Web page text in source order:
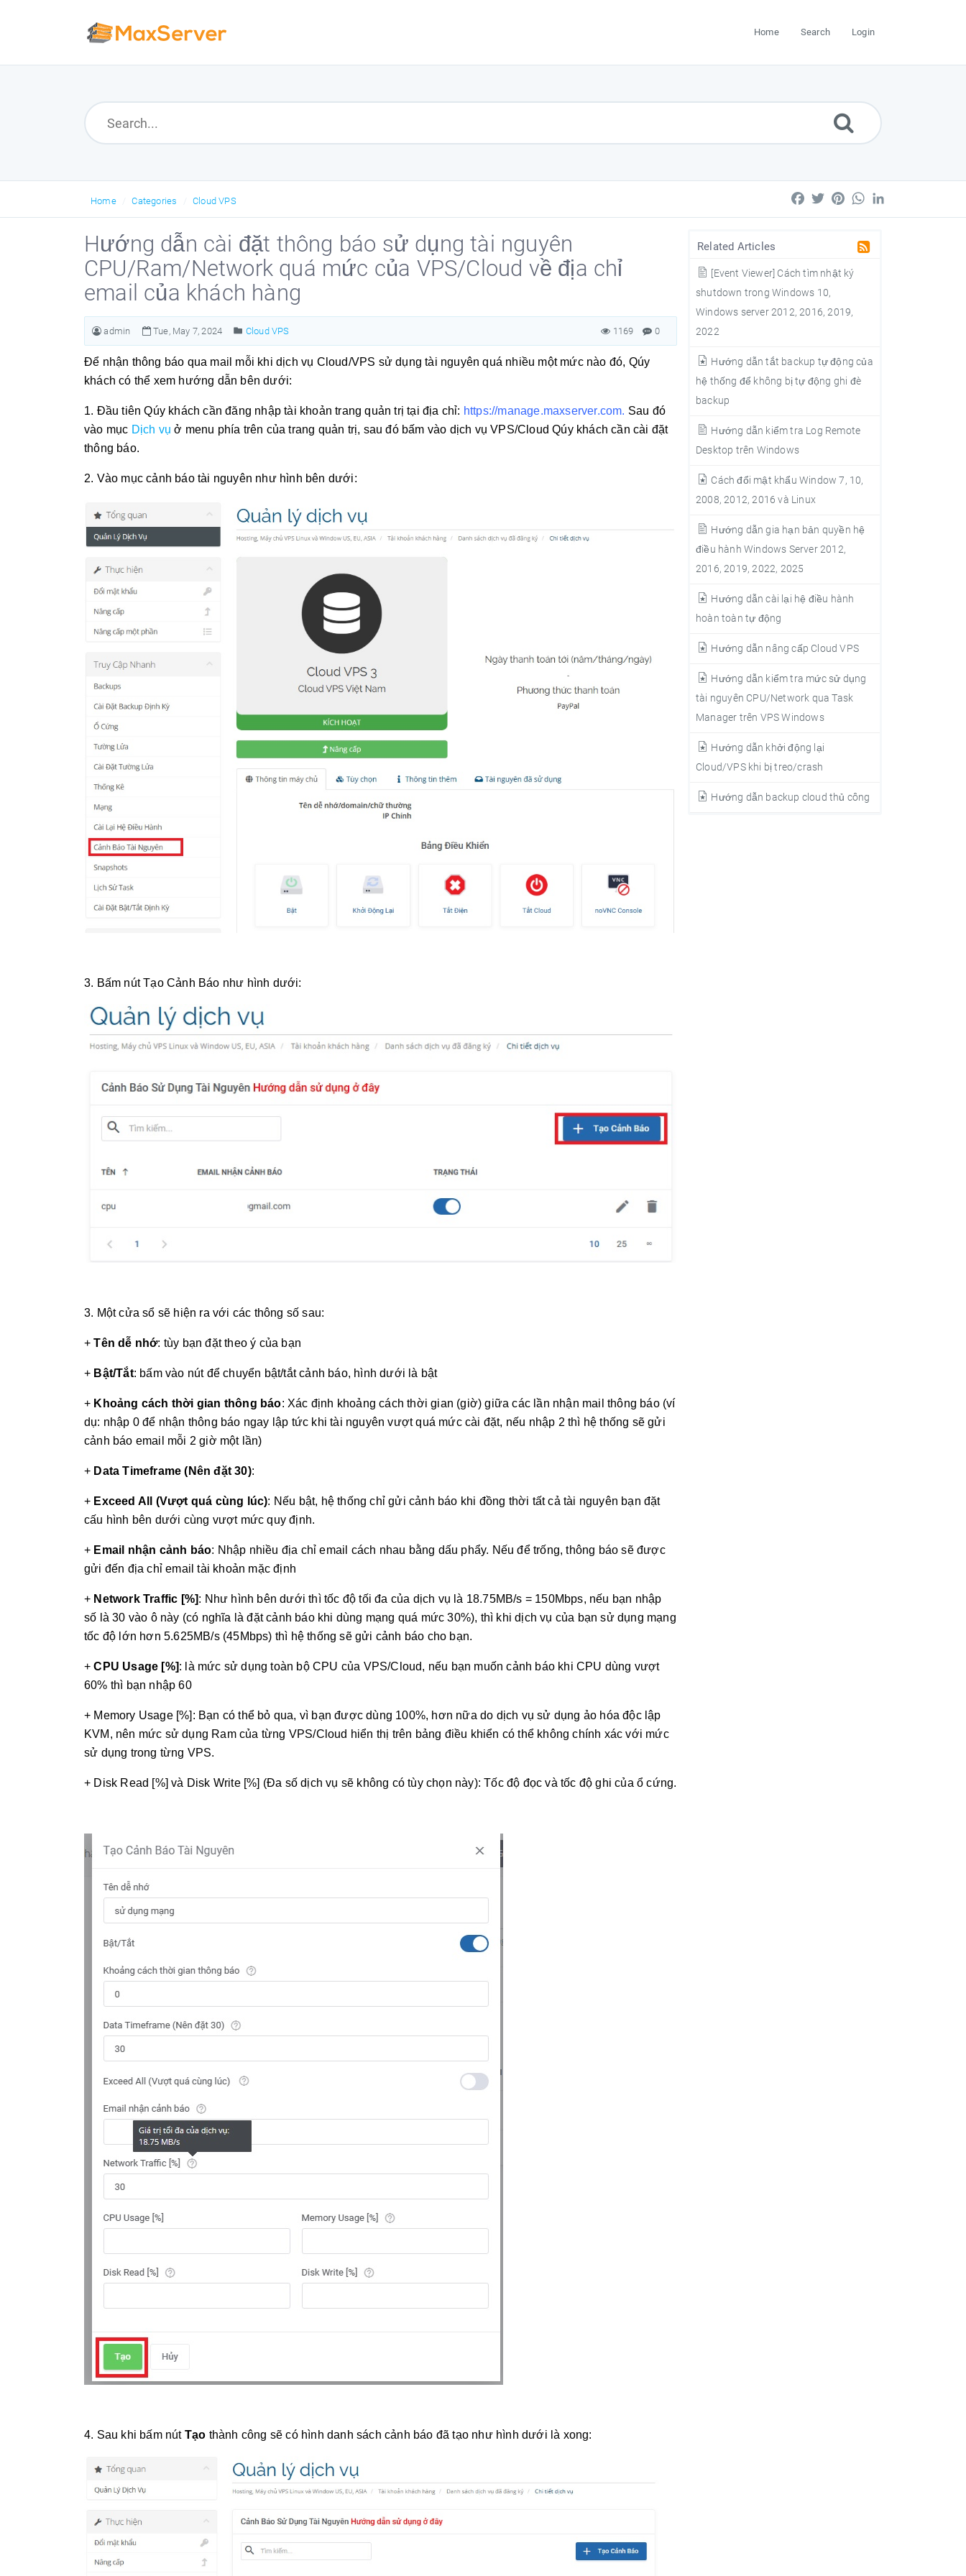
Home Search Login
Home Categories Cloud VPS FacebookTwitterPinterestWhatsApp
Related Articles
[Event Viewer] Cách tìm nhật ký
shutdown trong Windows 10,
Windows server 2012, 2016, 2019,
2022
Hướng dẫn tắt backup tự động của
hệ thống để không bị tự động ghi đè
backup
Hướng dẫn kiểm tra Log Remote
Desktop trên Windows
Cách đổi mật khẩu Window 7, 10,
2008, 2012, 2016 và Linux
Hướng dẫn gia hạn bản quyền hệ
điều hành Windows Server 2012,
2016, 2019, 2022, 2025
Hướng dẫn cài lại hệ điều hành
hoàn toàn tự động
Hướng dẫn nâng cấp Cloud VPS
Hướng dẫn kiểm tra mức sử dụng
tài nguyên CPU/Network qua Task
Manager trên VPS Windows
Hướng dẫn khởi động lại
Cloud/VPS khi bị treo/crash
Hướng dẫn backup cloud thủ công
Hướng dẫn cài đặt thông báo sử dụng tài nguyên
CPU/Ram/Network quá mức của VPS/Cloud về địa chỉ
email của khách hàng
admin Tue, May 7, 2024 Cloud VPS 0
1169
Để nhận thông báo qua mail mỗi khi dịch vụ Cloud/VPS sử dụng tài nguyên quá nhiều một mức nào đó, Qúy
khách có thể xem hướng dẫn bên dưới:
1. Đầu tiên Qúy khách cần đăng nhập tài khoản trang quản trị tại địa chỉ: https://manage.maxserver.com. Sau đó
vào mục Dịch vụ ở menu phía trên của trang quản trị, sau đó bấm vào dịch vụ VPS/Cloud Qúy khách cần cài đặt
thông báo.
2. Vào mục cảnh báo tài nguyên như hình bên dưới:
3. Bấm nút Tạo Cảnh Báo như hình dưới:
3. Một cửa sổ sẽ hiện ra với các thông số sau:
+Tên dễ nhớ: tùy bạn đặt theo ý của bạn
+ Bật/Tắt: bấm vào nút để chuyển bật/tắt cảnh báo, hình dưới là bật
+ Khoảng cách thời gian thông báo: Xác định khoảng cách thời gian (giờ) giữa các lần nhận mail thông báo (ví
dụ: nhập 0 để nhận thông báo ngay lập tức khi tài nguyên vượt quá mức cài đặt, nếu nhập 2 thì hệ thống sẽ gửi
cảnh báo email mỗi 2 giờ một lần)
+ Data Timeframe (Nên đặt 30):
+ Exceed All (Vượt quá cùng lúc): Nếu bật, hệ thống chỉ gửi cảnh báo khi đồng thời tất cả tài nguyên bạn đặt
cấu hình bên dưới cùng vượt mức quy định.
+ Email nhận cảnh báo: Nhập nhiều địa chỉ email cách nhau bằng dấu phẩy. Nếu để trống, thông báo sẽ được
gửi đến địa chỉ email tài khoản mặc định
+ Network Traffic [%]: Như hình bên dưới thì tốc độ tối đa của dịch vụ là 18.75MB/s = 150Mbps, nếu bạn nhập
số là 30 vào ô này (có nghĩa là đặt cảnh báo khi dùng mạng quá mức 30%), thì khi dịch vụ của bạn sử dụng mạng
tốc độ lớn hơn 5.625MB/s (45Mbps) thì hệ thống sẽ gửi cảnh báo cho bạn.
+CPU Usage [%]: là mức sử dụng toàn bộ CPU của VPS/Cloud, nếu bạn muốn cảnh báo khi CPU dùng vượt
60% thì bạn nhập 60
+ Memory Usage [%]: Bạn có thể bỏ qua, vì bạn được dùng 100%, hơn nữa do dịch vụ sử dụng ảo hóa độc lập
KVM, nên mức sử dụng Ram của từng VPS/Cloud hiển thị trên bảng điều khiển có thể không chính xác với mức
sử dụng trong từng VPS.
+ Disk Read [%] và Disk Write [%] (Đa số dịch vụ sẽ không có tùy chọn này): Tốc độ đọc và tốc độ ghi của ổ cứng.
4. Sau khi bấm nút Tạo thành công sẽ có hình danh sách cảnh báo đã tạo như hình dưới là xong: